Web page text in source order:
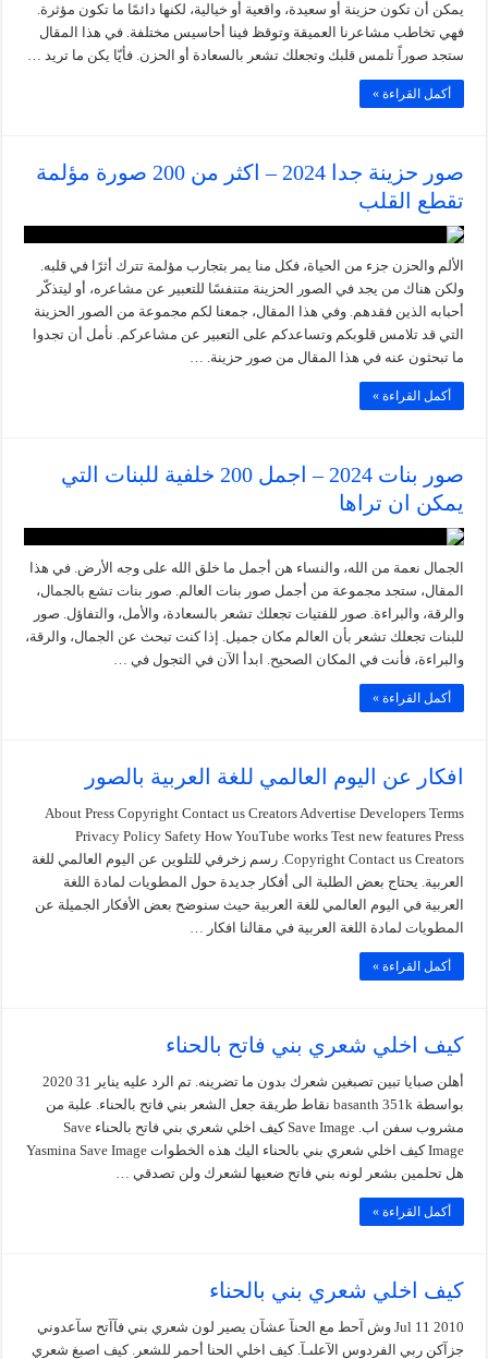
يمكن أن تكون حزينة أو سعيدة، واقعية أو خيالية، لكنها دائمًا ما تكون مؤثرة.
فهي تخاطب مشاعرنا العميقة وتوقظ فينا أحاسيس مختلفة. في هذا المقال
ستجد صوراً تلمس قلبك وتجعلك تشعر بالسعادة أو الحزن. فأيّا يكن ما تريد …
أكمل القراءة »
صور حزينة جدا 2024 – اكثر من 200 صورة مؤلمة
تقطع القلب
الألم والحزن جزء من الحياة، فكل منا يمر بتجارب مؤلمة تترك أثرًا في قلبه.
ولكن هناك من يجد في الصور الحزينة متنفسًا للتعبير عن مشاعره، أو ليتذكّر
أحبابه الذين فقدهم. وفي هذا المقال، جمعنا لكم مجموعة من الصور الحزينة
التي قد تلامس قلوبكم وتساعدكم على التعبير عن مشاعركم. نأمل أن تجدوا
ما تبحثون عنه في هذا المقال من صور حزينة. …
أكمل القراءة »
صور بنات 2024 – اجمل 200 خلفية للبنات التي
يمكن ان تراها
الجمال نعمة من الله، والنساء هن أجمل ما خلق الله على وجه الأرض. في هذا
المقال، ستجد مجموعة من أجمل صور بنات العالم. صور بنات تشع بالجمال،
والرقة، والبراءة. صور للفتيات تجعلك تشعر بالسعادة، والأمل، والتفاؤل. صور
للبنات تجعلك تشعر بأن العالم مكان جميل. إذا كنت تبحث عن الجمال، والرقة،
والبراءة، فأنت في المكان الصحيح. ابدأ الآن في التجول في …
أكمل القراءة »
افكار عن اليوم العالمي للغة العربية بالصور
About Press Copyright Contact us Creators Advertise Developers Terms
Privacy Policy Safety How YouTube works Test new features Press
Copyright Contact us Creators. رسم زخرفي للتلوين عن اليوم العالمي للغة
العربية. يحتاج بعض الطلبة الى أفكار جديدة حول المطويات لمادة اللغة
العربية في اليوم العالمي للغة العربية حيث سنوضح بعض الأفكار الجميلة عن
المطويات لمادة اللغة العربية في مقالنا افكار …
أكمل القراءة »
كيف اخلي شعري بني فاتح بالحناء
أهلن صبايا تبين تصبغين شعرك بدون ما تضرينه. تم الرد عليه يناير 31 2020
بواسطة basanth 351k نقاط طريقة جعل الشعر بني فاتح بالحناء. علبة من
مشروب سفن اب. Save Image كيف اخلي شعري بني فاتح بالحناء Save
Image كيف اخلي شعري بني بالحناء اليك هذه الخطوات Yasmina Save Image
هل تحلمين بشعر لونه بني فاتح ضعيها لشعرك ولن تصدقي …
أكمل القراءة »
كيف اخلي شعري بني بالحناء
Jul 11 2010 وش آحط مع الحنآ عشآن يصير لون شعري بني فآآتح سآعدوني
جزآكن ربي الفردوس الآعلىـآ. كيف اخلي الحنا أحمر للشعر. كيف اصبغ شعري